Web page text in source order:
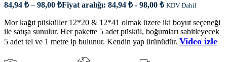
84,94 ₺ –98,00 ₺Fiyat aralığı: 84,94 ₺ - 98,00 ₺ KDV Dahil
Mor kağıt püsküller 12*20 & 12*41 olmak üzere iki boyut seçeneği
ile satışa sunulur. Her pakette 5 adet püskül, boğumları sabitleyecek
5 adet tel ve 1 metre ip bulunur. Kendin yap ürünüdür. Video izle